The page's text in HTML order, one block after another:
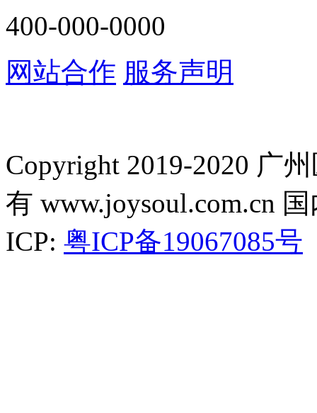
400-000-0000
网站合作 服务声明
Copyright 2019-2020 广
有 www.joysoul.com.cn
ICP: 粤ICP备19067085号